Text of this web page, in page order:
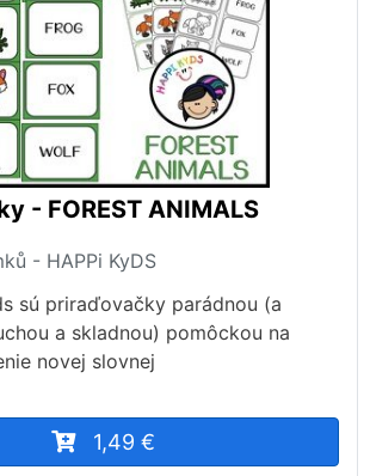
- FOREST ANIMALS
- HAPPi KyDS
sú priraďovačky parádnou (a
a skladnou) pomôckou na
novej slovnej
1,49 €